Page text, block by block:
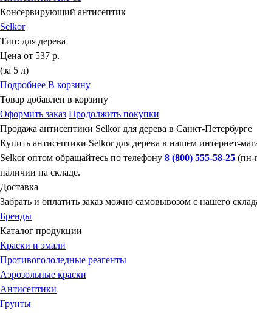
Консервирующий антисептик
Selkor
Тип: для дерева
Цена от 537 р.
(за 5 л)
Подробнее В корзину
Товар добавлен в корзину
Оформить заказ Продолжить покупки
Продажа антисептики Selkor для дерева в Санкт-Петербурге
Купить антисептики Selkor для дерева в нашем интернет-
Selkor оптом обращайтесь по телефону 8 (800) 555-58-25 (пн-
наличии на складе.
Доставка
Забрать и оплатить заказ можно самовывозом с нашего
Бренды
Каталог продукции
Краски и эмали
Противогололедные реагенты
Аэрозольные краски
Антисептики
Грунты